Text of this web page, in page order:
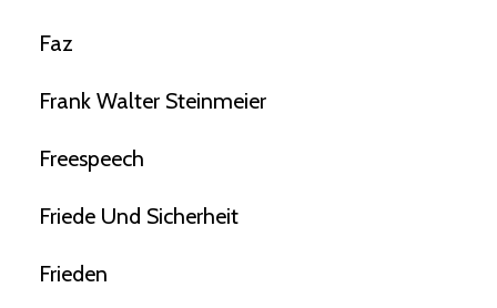
Faz
Frank Walter Steinmeier
Freespeech
Friede Und Sicherheit
Frieden